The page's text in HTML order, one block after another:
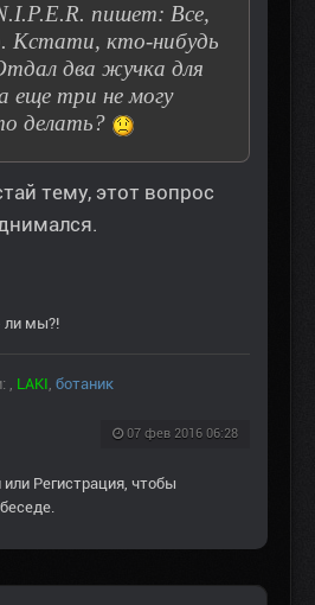
пишет: Все,
Кстати, кто-нибудь
два жучка для
еще три не могу
делать?
тему, этот вопрос
ли мы?!
, LAKI, ботаник
07 фев 2016 06:28
или Регистрация, чтобы